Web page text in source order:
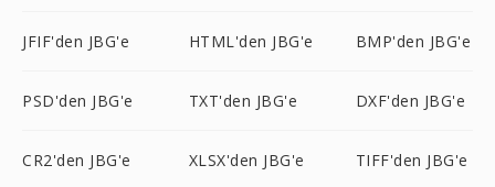
JFIF'den JBG'e HTML'den JBG'e BMP'den JBG'e
PSD'den JBG'e TXT'den JBG'e DXF'den JBG'e
CR2'den JBG'e XLSX'den JBG'e TIFF'den JBG'e